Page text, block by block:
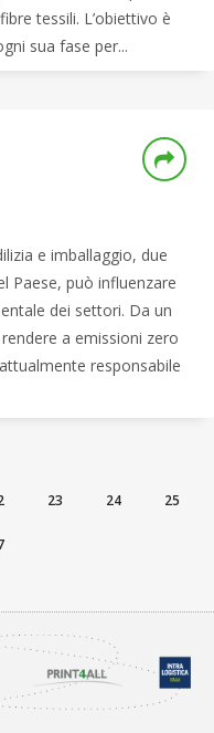
tessili. L’obiettivo è
sua fase per...
e imballaggio, due
Paese, può influenzare
dei settori. Da un
a emissioni zero
responsabile
23 24 25